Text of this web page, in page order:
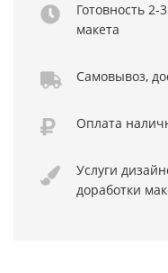
Готовность 2-
макета
Самовывоз,
Оплата
Услуги
доработки